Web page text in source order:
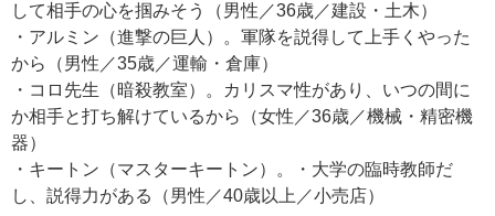
して相手の心を掴みそう（男性／36歳／建設・土木）
・アルミン（進撃の巨人）。軍隊を説得して上手くやった
から（男性／35歳／運輸・倉庫）
・コロ先生（暗殺教室）。カリスマ性があり、いつの間に
か相手と打ち解けているから（女性／36歳／機械・精密機
器）
・キートン（マスターキートン）。・大学の臨時教師だ
し、説得力がある（男性／40歳以上／小売店）